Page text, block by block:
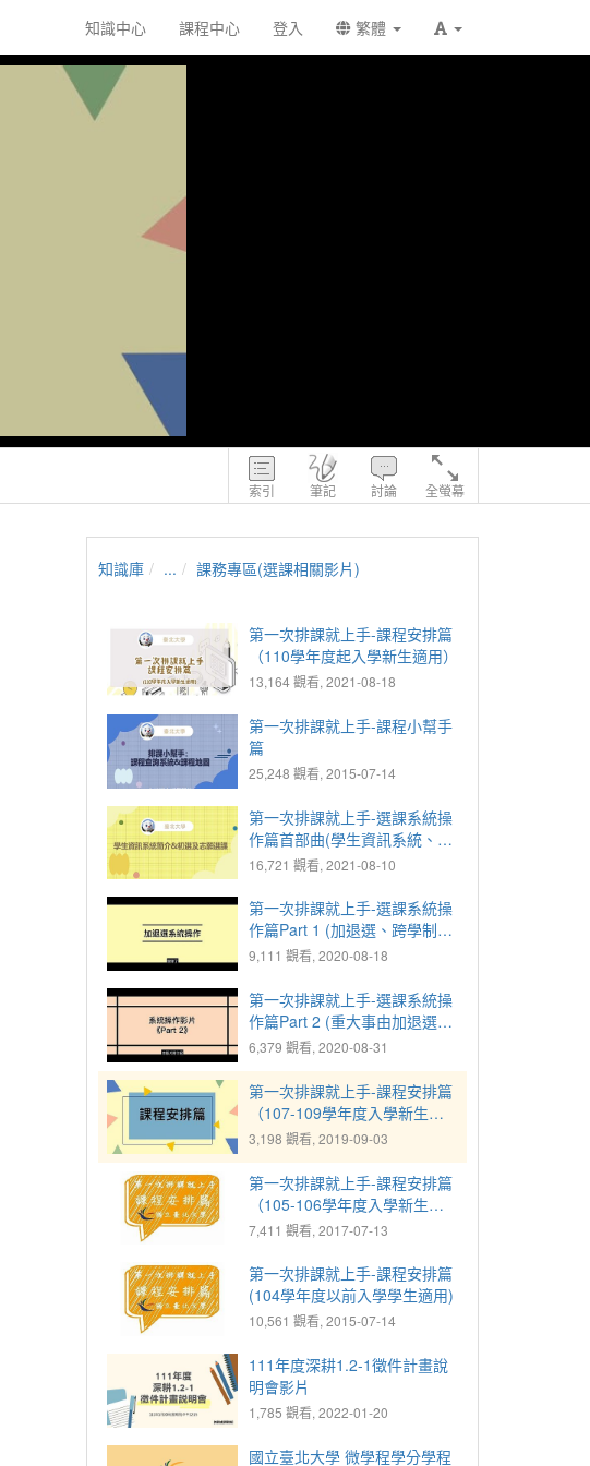
知識中心 課程中心 登入 繁體
索引 筆記 討論 全螢幕
知識庫 ... 課務專區(選課相關影片)
第一次排課就上手-課程安排篇
（110學年度起入學新生適用）
13,164 觀看, 2021-08-18
第一次排課就上手-課程小幫手
篇
25,248 觀看, 2015-07-14
第一次排課就上手-選課系統操
作篇首部曲(學生資訊系統、初
選及志願選課系統)
16,721 觀看, 2021-08-10
第一次排課就上手-選課系統操
作篇Part 1 (加退選、跨學制、
退選、線上確認)
9,111 觀看, 2020-08-18
第一次排課就上手-選課系統操
作篇Part 2 (重大事由加退選、
人工加簽、棄修)
6,379 觀看, 2020-08-31
第一次排課就上手-課程安排篇
（107-109學年度入學新生適
用）
3,198 觀看, 2019-09-03
第一次排課就上手-課程安排篇
（105-106學年度入學新生適
用）
7,411 觀看, 2017-07-13
第一次排課就上手-課程安排篇
(104學年度以前入學學生適用)
10,561 觀看, 2015-07-14
111年度深耕1.2-1徵件計畫說
明會影片
1,785 觀看, 2022-01-20
國立臺北大學 微學程學分學程